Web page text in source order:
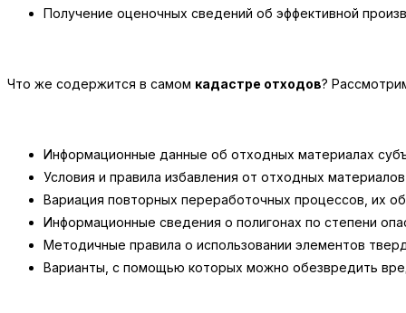
Получение оценочных сведений об эффективной
Что же содержится в самом кадастре отходов?
Информационные данные об отходных материалах
Условия и правила избавления от отходных
Вариация повторных переработочных процессов, их
Информационные сведения о полигонах по степени
Методичные правила о использовании элементов
Варианты, с помощью которых можно обезвредить